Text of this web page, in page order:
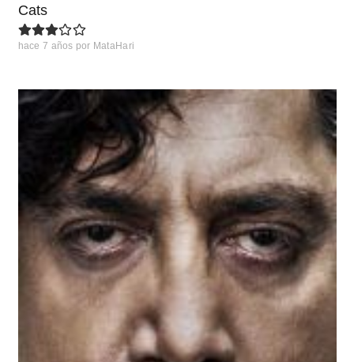
Cats
hace 7 años por MataHari